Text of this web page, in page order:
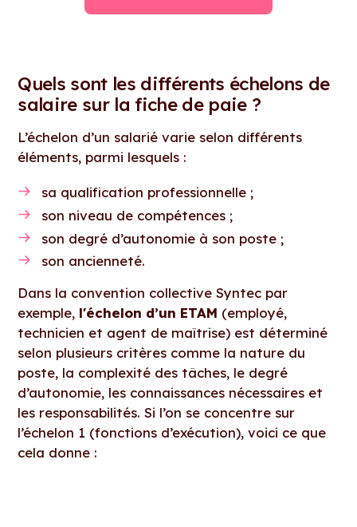
Quels sont les différents échelons de
salaire sur la fiche de paie ?
L’échelon d’un salarié varie selon différents
éléments, parmi lesquels :
sa qualification professionnelle ;
son niveau de compétences ;
son degré d’autonomie à son poste ;
son ancienneté.
Dans la convention collective Syntec par
exemple, l'échelon d’un ETAM (employé,
technicien et agent de maîtrise) est déterminé
selon plusieurs critères comme la nature du
poste, la complexité des tâches, le degré
d’autonomie, les connaissances nécessaires et
les responsabilités. Si l’on se concentre sur
l’échelon 1 (fonctions d’exécution), voici ce que
cela donne :